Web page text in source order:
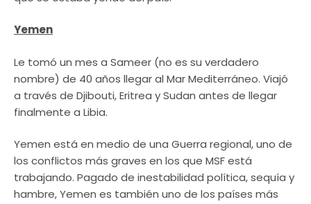
Yemen
Le tomó un mes a Sameer (no es su verdadero
nombre) de 40 años llegar al Mar Mediterráneo. Viajó
a través de Djibouti, Eritrea y Sudan antes de llegar
finalmente a Libia.
Yemen está en medio de una Guerra regional, uno de
los conflictos más graves en los que MSF está
trabajando. Pagado de inestabilidad política, sequía y
hambre, Yemen es también uno de los países más